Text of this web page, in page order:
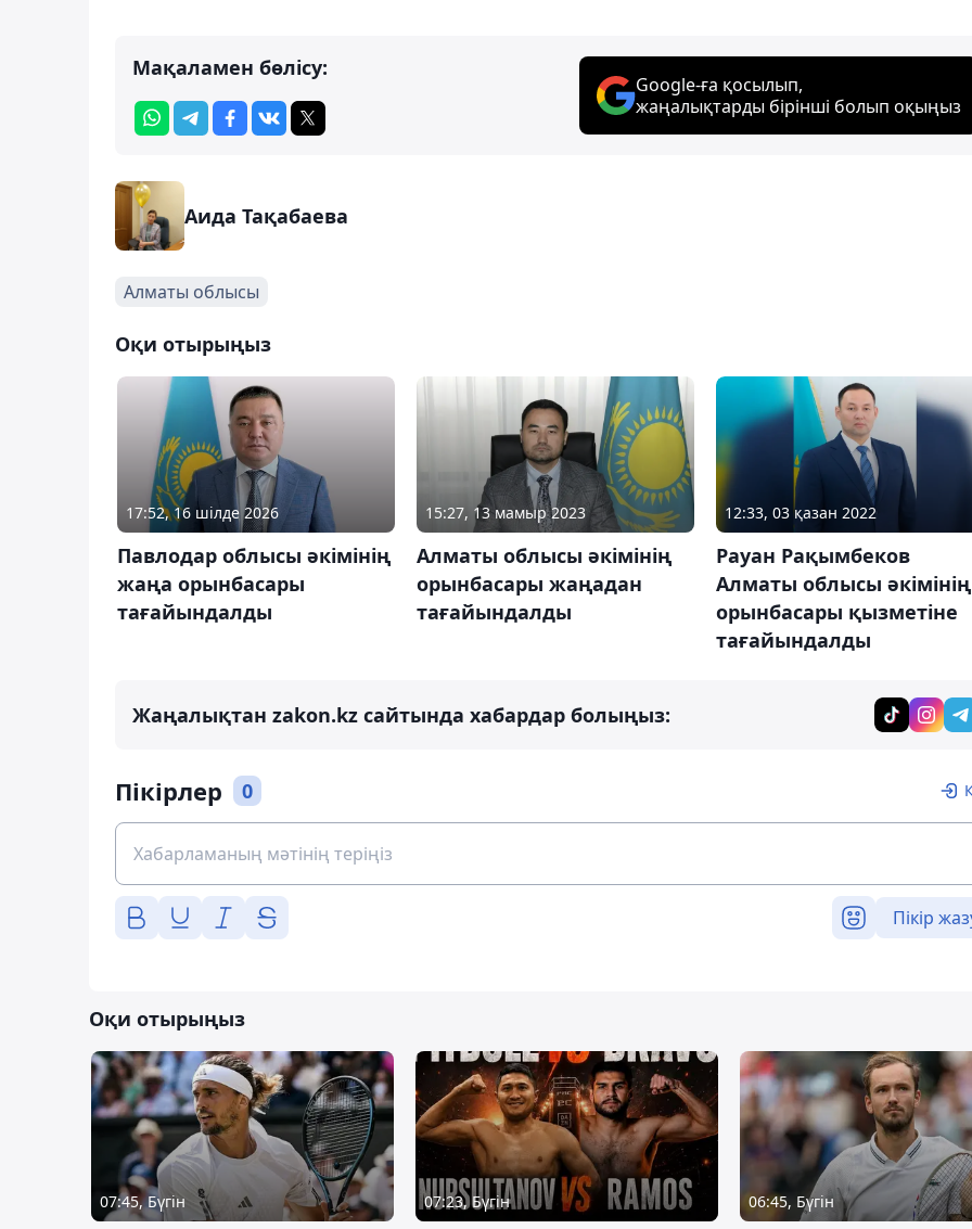
Мақаламен бөлісу:
Google-ға қосылып,
жаңалықтарды бірінші болып оқыңыз
Аида Тақабаева
Алматы облысы
Оқи отырыңыз
17:52, 16 шілде 2026
Павлодар облысы әкімінің
жаңа орынбасары
тағайындалды
15:27, 13 мамыр 2023
Алматы облысы әкімінің
орынбасары жаңадан
тағайындалды
12:33, 03 қазан 2022
Рауан Рақымбеков
Алматы облысы әкімінің
орынбасары қызметіне
тағайындалды
Жаңалықтан zakon.kz сайтында хабардар болыңыз:
Пікірлер 0
Пікір
Оқи отырыңыз
07:45, Бүгін 07:23, Бүгін 06:45, Бүгін